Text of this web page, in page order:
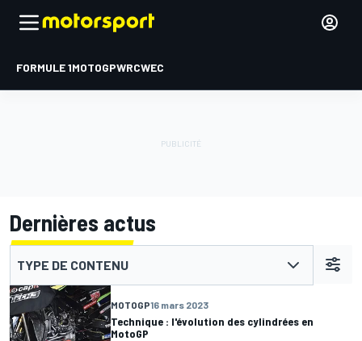
FORMULE 1MOTOGPWRCWEC
Dernières actus
TYPE DE CONTENU
MOTOGP16 mars 2023
Technique : l'évolution des cylindrées en
MotoGP